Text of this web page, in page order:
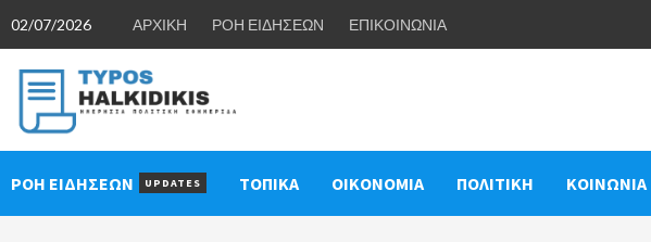
content
02/07/2026 ΑΡΧΙΚΗ ΡΟΗ ΕΙΔΗΣΕΩΝ ΕΠΙΚΟΙΝΩΝΙΑ
ΡΟΗ ΕΙΔΗΣΕΩΝ UPDATES ΤΟΠΙΚΑ ΟΙΚΟΝΟΜΙΑ ΠΟΛΙΤΙΚΗ ΚΟΙΝΩΝΙΑ